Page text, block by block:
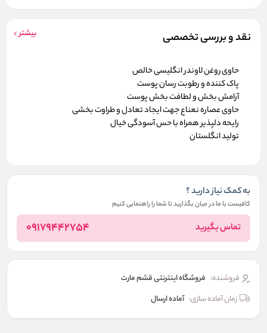
نقد و بررسی تخصصی بیشتر
حاوی روغن لاوندر انگلیسی خالص
پاک کننده و رطوبت رسان پوست
آرامش بخش و لطافت بخش پوست
حاوی عصاره نعناع جهت ایجاد تعادل و طراوت بخشی
رایحه دلپذیر همراه با حس آسودگی خیال
تولید انگلستان
به کمک نیاز دارید ؟
کافیست با ما در میان بگذارید تا شما را راهنمایی کنیم
تماس بگیرید 09179442754
فروشنده: فروشگاه اینترنتی قشم مارت
زمان آماده سازی: آماده ارسال